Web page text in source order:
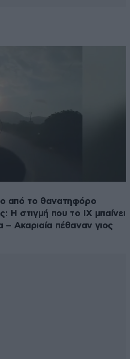
από το θανατηφόρο
Η στιγμή που το ΙΧ μπαίνει
– Ακαριαία πέθαναν γιος